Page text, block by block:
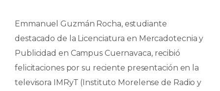
Emmanuel Guzmán Rocha, estudiante
destacado de la Licenciatura en Mercadotecnia y
Publicidad en Campus Cuernavaca, recibió
felicitaciones por su reciente presentación en la
televisora IMRyT (Instituto Morelense de Radio y